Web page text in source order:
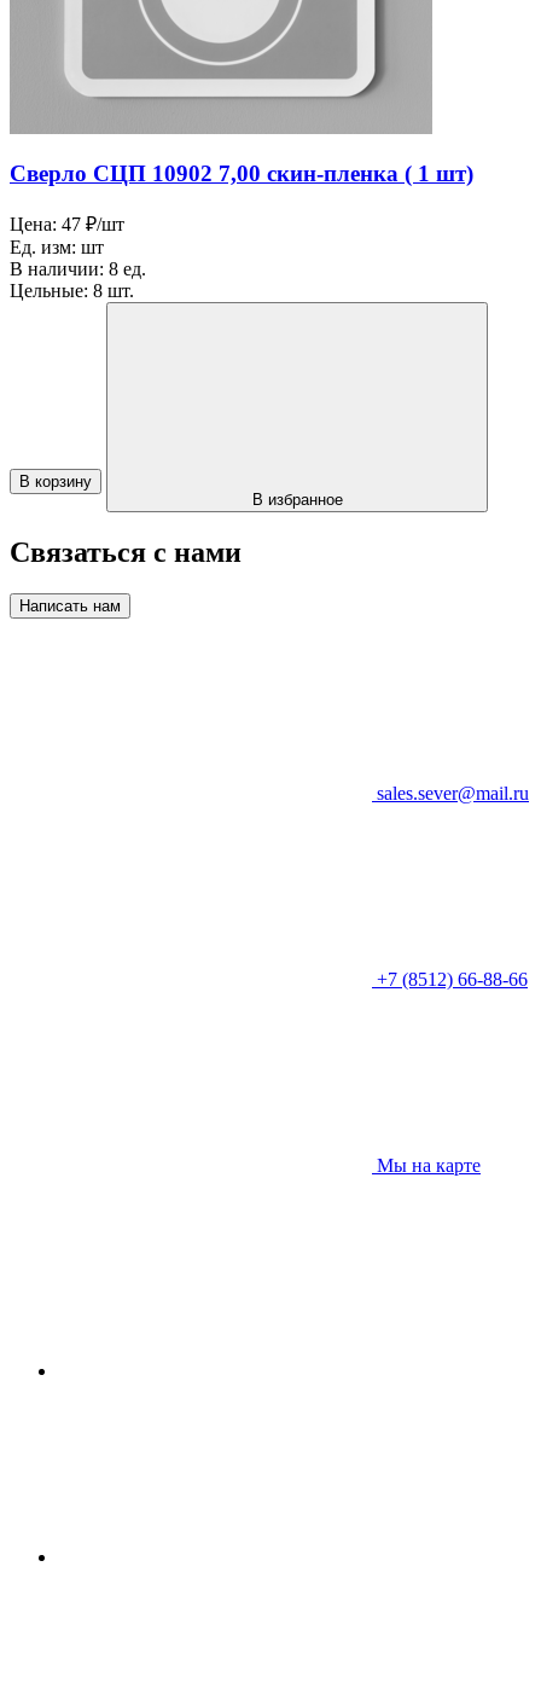
Сверло СЦП 10902 7,00 скин-пленка ( 1 шт)
Цена: 47 ₽/шт
Ед. изм: шт
В наличии: 8 ед.
Цельные: 8 шт.
В корзину
В избранное
Связаться с нами
Написать нам
sales.sever@mail.ru
+7 (8512) 66-88-66
Мы на карте